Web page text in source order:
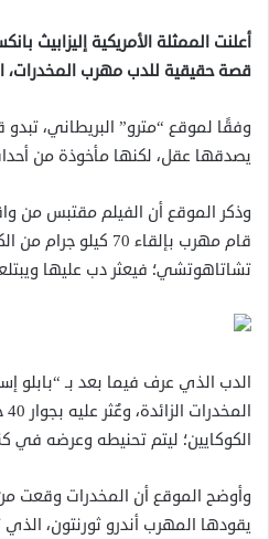
أعلنت الممثلة الأمريكية إليزابيث
قصة حقيقية للدب مهرب المخدرات،
وفقًا لموقع “مترو” البريطاني، تبدو
يصدقها عقل، لكنها مأخوذة من
قام مهرب بإلقاء 70
تشاتاهوتشي؛ فيعثر دب عليها
الدب الذي عرف فيما بعد بـ “بابلو
الكوكايين؛ ليتم تحنيطه وعرضه في
وأوضح الموقع أن المخدرات وقعت
يقودها المهرب أندرو ثورنتون،